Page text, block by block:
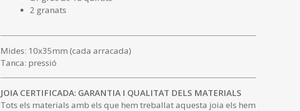
2 granats
Mides: 10x35mm (cada arracada)
Tanca: pressió
JOIA CERTIFICADA: GARANTIA I QUALITAT DELS MATERIALS
Tots els materials amb els que hem treballat aquesta joia els hem